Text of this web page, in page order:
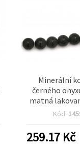
Minerální
černého
matná
14 mm, návlek
kreativní
Kód:
259.17Kč